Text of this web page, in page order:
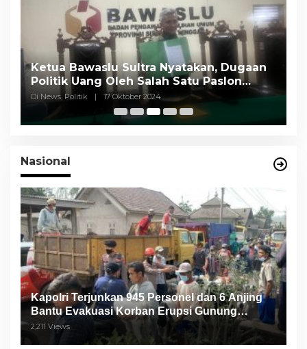
Ketua Bawaslu Sultra Nyatakan, Dugaan
Politik Uang Oleh Salah Satu Paslon
Cagub Tidak Terbukti
Di News, Politik | 17 Oktober 2024
Nasional
Kapolri Terjunkan 945 Personel dan 6 Anjing
Bantu Evakuasi Korban Erupsi Gunung
Semeru
2,211 Views